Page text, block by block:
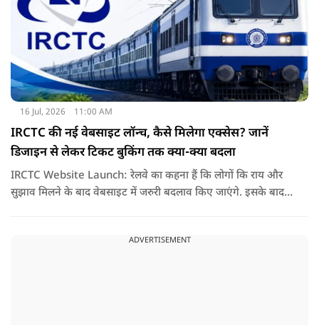
16 Jul, 2026 11:00 AM
IRCTC की नई वेबसाइट लॉन्च, कैसे मिलेगा एक्सेस? जानें
डिजाइन से लेकर टिकट बुकिंग तक क्या-क्या बदला
IRCTC Website Launch: रेलवे का कहना हैं कि लोगों कि राय और
सुझाव मिलने के बाद वेबसाइट में जरुरी बदलाव किए जाएंगे. इसके बाद
बुकिंग को पहले से ज्यादा आसान तेज और बिना परेशानी वाला बनाना हैं.
ADVERTISEMENT